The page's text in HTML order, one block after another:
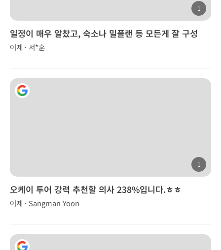
1
일정이 매우 알찼고, 숙소나 밀플랜 등 모든게 잘 구성
어제 · 서*훈
1
오케이 투어 강력 추천할 의사 238%입니다.ㅎㅎ
어제 · Sangman Yoon